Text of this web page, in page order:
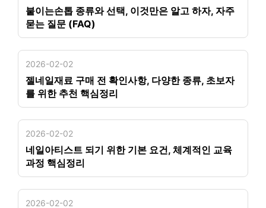
붙이는손톱 종류와 선택, 이것만은 알고 하자, 자주
묻는 질문 (FAQ)
2026-02-02
젤네일재료 구매 전 확인사항, 다양한 종류, 초보자
를 위한 추천 핵심정리
2026-02-02
네일아티스트 되기 위한 기본 요건, 체계적인 교육
과정 핵심정리
2026-02-02